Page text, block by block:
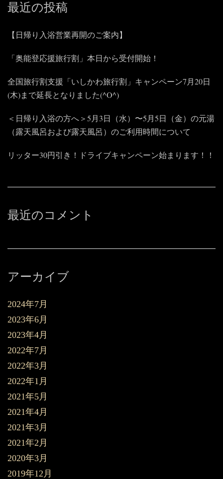
最近の投稿
【日帰り入浴営業再開のご案内】
「奥能登応援旅行割」本日から受付開始！
全国旅行割支援「いしかわ旅行割」キャンペーン7月20日
(木)まで延長となりました(^O^)
＜日帰り入浴の方へ＞5月3日（水）〜5月5日（金）の元湯
（露天風呂および露天風呂）のご利用時間について
リッター30円引き！ドライブキャンペーン始まります！！
最近のコメント
アーカイブ
2024年7月
2023年6月
2023年4月
2022年7月
2022年3月
2022年1月
2021年5月
2021年4月
2021年3月
2021年2月
2020年3月
2019年12月